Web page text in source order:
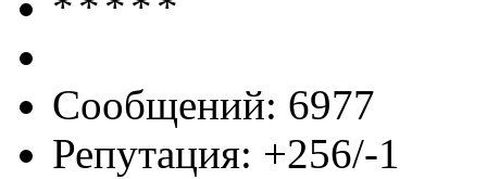
Сообщений: 6977
Репутация: +256/-1